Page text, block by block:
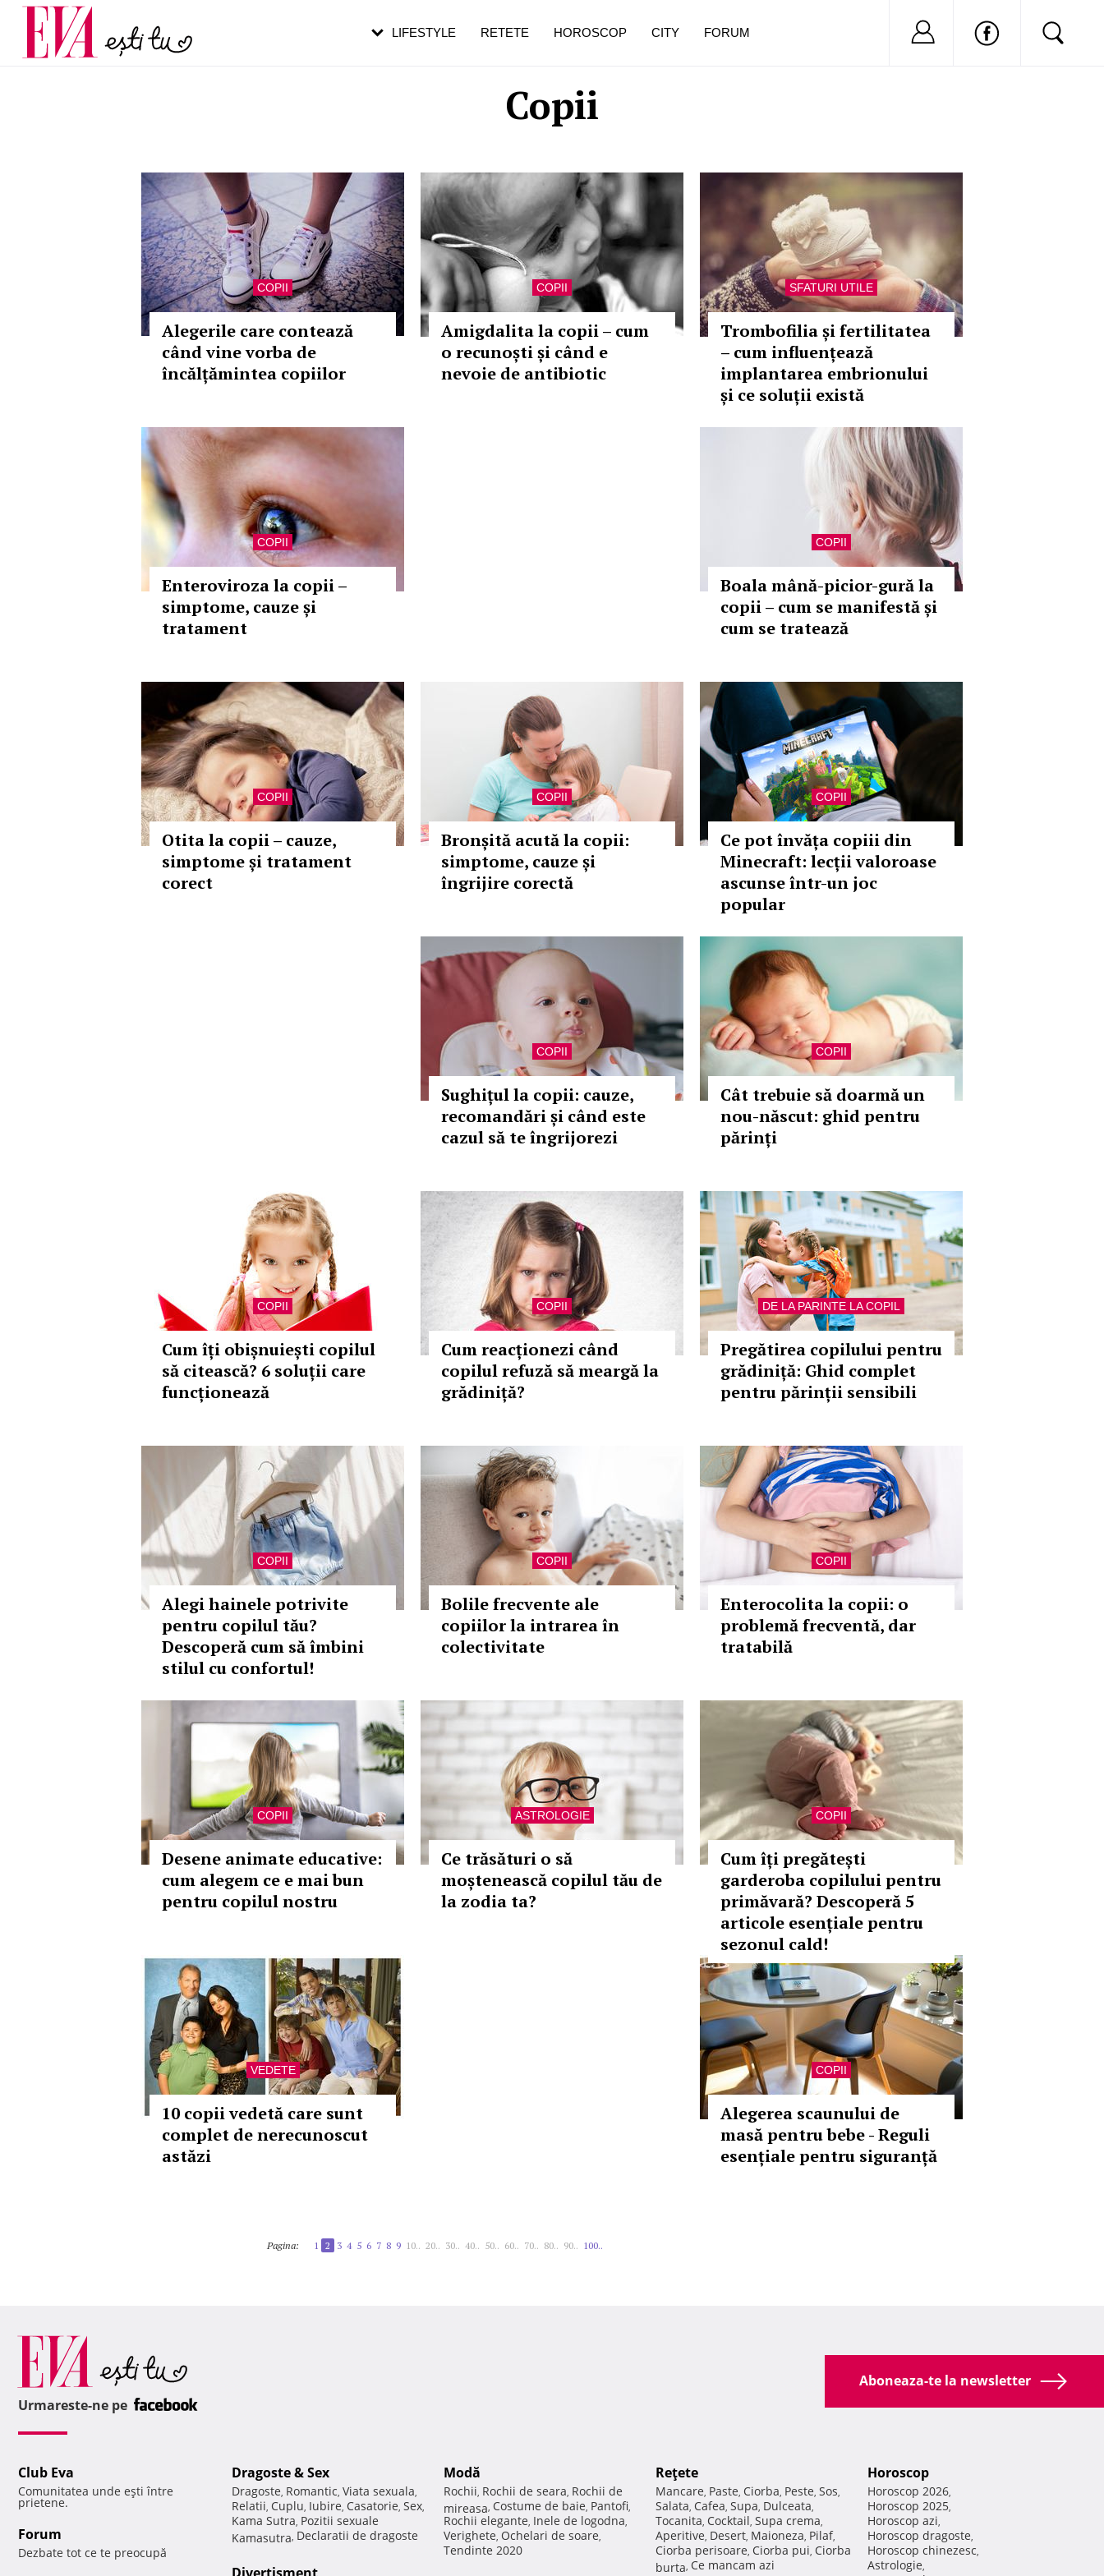
Copii
COPII
Alegerile care contează
când vine vorba de
încălțămintea copiilor
COPII
Amigdalita la copii – cum
o recunoști și când e
nevoie de antibiotic
SFATURI UTILE
Trombofilia și fertilitatea
– cum influențează
implantarea embrionului
și ce soluții există
COPII
Enteroviroza la copii –
simptome, cauze și
tratament
COPII
Boala mână-picior-gură la
copii – cum se manifestă și
cum se tratează
COPII
Otita la copii – cauze,
simptome și tratament
corect
COPII
Bronșită acută la copii:
simptome, cauze și
îngrijire corectă
COPII
Ce pot învăța copiii din
Minecraft: lecții valoroase
ascunse într-un joc
popular
COPII
Sughițul la copii: cauze,
recomandări și când este
cazul să te îngrijorezi
COPII
Cât trebuie să doarmă un
nou-născut: ghid pentru
părinți
COPII
Cum îți obișnuiești copilul
să citească? 6 soluții care
funcționează
COPII
Cum reacționezi când
copilul refuză să meargă la
grădiniță?
DE LA PARINTE LA COPIL
Pregătirea copilului pentru
grădiniță: Ghid complet
pentru părinții sensibili
COPII
Alegi hainele potrivite
pentru copilul tău?
Descoperă cum să îmbini
stilul cu confortul!
COPII
Bolile frecvente ale
copiilor la intrarea în
colectivitate
COPII
Enterocolita la copii: o
problemă frecventă, dar
tratabilă
COPII
Desene animate educative:
cum alegem ce e mai bun
pentru copilul nostru
ASTROLOGIE
Ce trăsături o să
moștenească copilul tău de
la zodia ta?
COPII
Cum îți pregătești
garderoba copilului pentru
primăvară? Descoperă 5
articole esențiale pentru
sezonul cald!
VEDETE
10 copii vedetă care sunt
complet de nerecunoscut
astăzi
COPII
Alegerea scaunului de
masă pentru bebe - Reguli
esențiale pentru siguranță
Pagina: 1 2 3 4 5 6 7 8 9 10.. 20.. 30.. 40.. 50.. 60.. 70.. 80.. 90.. 100..
LIFESTYLE RETETE HOROSCOP CITY FORUM Nu ai cont?
Carieră
Actualitate
pe măsură ce înaintezi în vârstă
Aboneaza-te la newsletter
Urmareste-ne pe
Club Eva
Comunitatea unde eşti între
prietene.
Forum
Dezbate tot ce te preocupă
Dragoste & Sex
Dragoste, Romantic, Viata sexuala,
Relatii, Cuplu, Iubire, Casatorie, Sex,
Kama Sutra, Pozitii sexuale
Kamasutra, Declaratii de dragoste
Modă
Rochii, Rochii de seara, Rochii de
mireasa, Costume de baie, Pantofi,
Rochii elegante, Inele de logodna,
Verighete, Ochelari de soare,
Tendinte 2020
Reţete
Mancare, Paste, Ciorba, Peste, Sos,
Salata, Cafea, Supa, Dulceata,
Tocanita, Cocktail, Supa crema,
Aperitive, Desert, Maioneza, Pilaf,
Ciorba perisoare, Ciorba pui, Ciorba
burta, Ce mancam azi
Horoscop
Horoscop 2026,
Horoscop 2025,
Horoscop azi,
Horoscop dragoste,
Horoscop chinezesc,
Astrologie,